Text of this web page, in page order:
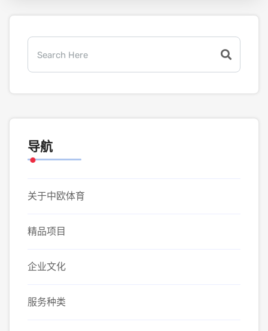
导航
关于中欧体育
精品项目
企业文化
服务种类